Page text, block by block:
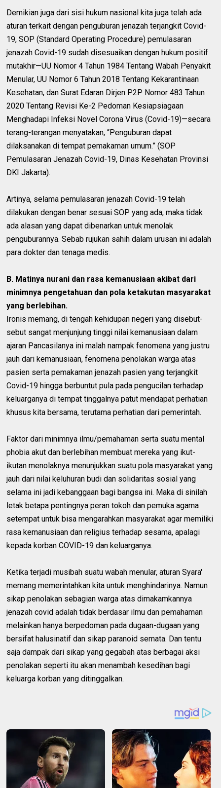
Demikian juga dari sisi hukum nasional kita juga telah ada
aturan terkait dengan penguburan jenazah terjangkit Covid-
19, SOP (Standard Operating Procedure) pemulasaran
jenazah Covid-19 sudah disesuaikan dengan hukum positif
mutakhir—UU Nomor 4 Tahun 1984 Tentang Wabah Penyakit
Menular, UU Nomor 6 Tahun 2018 Tentang Kekarantinaan
Kesehatan, dan Surat Edaran Dirjen P2P Nomor 483 Tahun
2020 Tentang Revisi Ke-2 Pedoman Kesiapsiagaan
Menghadapi Infeksi Novel Corona Virus (Covid-19)—secara
terang-terangan menyatakan, “Penguburan dapat
dilaksanakan di tempat pemakaman umum.” (SOP
Pemulasaran Jenazah Covid-19, Dinas Kesehatan Provinsi
DKI Jakarta).
Artinya, selama pemulasaran jenazah Covid-19 telah
dilakukan dengan benar sesuai SOP yang ada, maka tidak
ada alasan yang dapat dibenarkan untuk menolak
penguburannya. Sebab rujukan sahih dalam urusan ini adalah
para dokter dan tenaga medis.
B. Matinya nurani dan rasa kemanusiaan akibat dari
minimnya pengetahuan dan pola ketakutan masyarakat
yang berlebihan.
Ironis memang, di tengah kehidupan negeri yang disebut-
sebut sangat menjunjung tinggi nilai kemanusiaan dalam
ajaran Pancasilanya ini malah nampak fenomena yang justru
jauh dari kemanusiaan, fenomena penolakan warga atas
pasien serta pemakaman jenazah pasien yang terjangkit
Covid-19 hingga berbuntut pula pada pengucilan terhadap
keluarganya di tempat tinggalnya patut mendapat perhatian
khusus kita bersama, terutama perhatian dari pemerintah.
Faktor dari minimnya ilmu/pemahaman serta suatu mental
phobia akut dan berlebihan membuat mereka yang ikut-
ikutan menolaknya menunjukkan suatu pola masyarakat yang
jauh dari nilai keluhuran budi dan solidaritas sosial yang
selama ini jadi kebanggaan bagi bangsa ini. Maka di sinilah
letak betapa pentingnya peran tokoh dan pemuka agama
setempat untuk bisa mengarahkan masyarakat agar memiliki
rasa kemanusiaan dan religius terhadap sesama, apalagi
kepada korban COVID-19 dan keluarganya.
Ketika terjadi musibah suatu wabah menular, aturan Syara'
memang memerintahkan kita untuk menghindarinya. Namun
sikap penolakan sebagian warga atas dimakamkannya
jenazah covid adalah tidak berdasar ilmu dan pemahaman
melainkan hanya berpedoman pada dugaan-dugaan yang
bersifat halusinatif dan sikap paranoid semata. Dan tentu
saja dampak dari sikap yang gegabah atas berbagai aksi
penolakan seperti itu akan menambah kesedihan bagi
keluarga korban yang ditinggalkan.